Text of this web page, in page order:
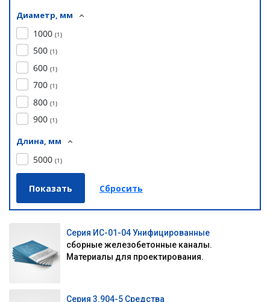
Диаметр, мм
1000 (1)
500 (1)
600 (1)
700 (1)
800 (1)
900 (1)
Длина, мм
5000 (1)
Серия ИС-01-04 Унифицированные
сборные железобетонные каналы.
Материалы для проектирования.
Серия 3.904-5 Средства